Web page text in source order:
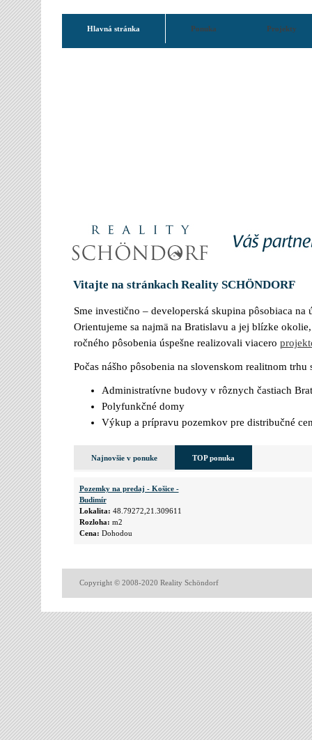
Hlavná stránka Ponuka Projekty
Vitajte na stránkach Reality SCHÖNDORF
Sme investično – developerská skupina pôsobiaca
Orientujeme sa najmä na Bratislavu a jej blízke
ročného pôsobenia úspešne realizovali viacero
Počas nášho pôsobenia na slovenskom realitnom trhu
Administratívne budovy v rôznych častiach
Polyfunkčné domy
Výkup a prípravu pozemkov pre distribučné
Najnovšie v ponuke TOP ponuka
Pozemky na predaj - Košice -
Budimír
Lokalita: 48.79272,21.309611
Rozloha: m2
Cena: Dohodou
Copyright © 2008-2020 Reality Schöndorf